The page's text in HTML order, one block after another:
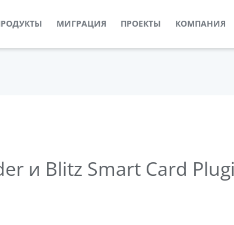
МИГРАЦИЯ ПРОЕКТЫ КОМПАНИЯ
и Blitz Smart Card